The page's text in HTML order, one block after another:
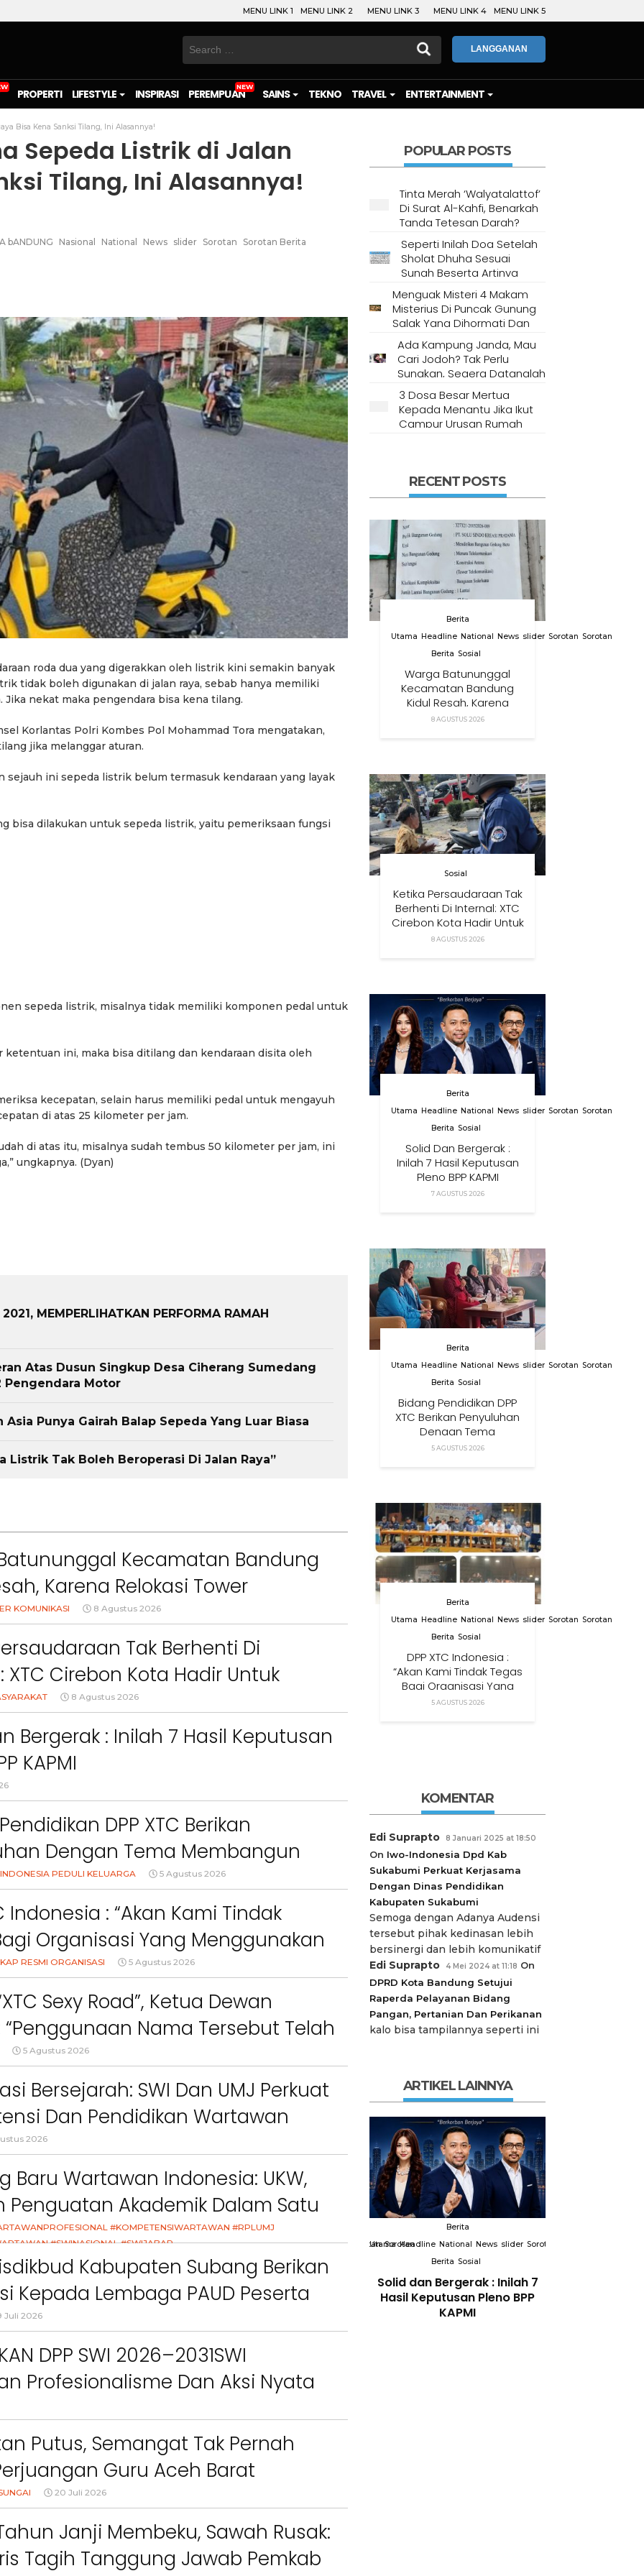
MENU LINK 1 MENU LINK 2 MENU LINK 3 MENU LINK 4 MENU LINK 5
Search
LANGGANAN
PROPERTI LIFESTYLE INSPIRASI PEREMPUAN SAINS TEKNO TRAVEL ENTERTAINMENT
Bisa Kena Sanksi Tilang, Ini Alasannya!
Sepeda Listrik di Jalan
Tilang, Ini Alasannya!
bANDUNG Nasional National News slider Sorotan Sorotan Berita
roda dua yang digerakkan oleh listrik kini semakin banyak
tidak boleh digunakan di jalan raya, sebab hanya memiliki
nekat maka pengendara bisa kena tilang.
Korlantas Polri Kombes Pol Mohammad Tora mengatakan,
jika melanggar aturan.
sejauh ini sepeda listrik belum termasuk kendaraan yang layak
bisa dilakukan untuk sepeda listrik, yaitu pemeriksaan fungsi
sepeda listrik, misalnya tidak memiliki komponen pedal untuk
ini, maka bisa ditilang dan kendaraan disita oleh
kecepatan, selain harus memiliki pedal untuk mengayuh
di atas 25 kilometer per jam.
di atas itu, misalnya sudah tembus 50 kilometer per jam, ini
ungkapnya. (Dyan)
MEMPERLIHATKAN PERFORMA RAMAH
Atas Dusun Singkup Desa Ciherang Sumedang
Pengendara Motor
Punya Gairah Balap Sepeda Yang Luar Biasa
Listrik Tak Boleh Beroperasi Di Jalan Raya”
Kecamatan Bandung
Karena Relokasi Tower
Didirikan Terlalu Dekat
Mereka
KOMUNIKASI 8 Agustus 2026
Tak Berhenti Di
XTC Cirebon Kota Hadir Untuk
8 Agustus 2026
Bergerak : Inilah 7 Hasil Keputusan
KAPMI
DPP XTC Berikan
Dengan Tema Membangun
Tua Dalam Menjaga
Anak Di Era Digital
PEDULI KELUARGA 5 Agustus 2026
Indonesia : “Akan Kami Tindak
Organisasi Yang Menggunakan
Warna, Bendera Dan Slogan
Izin”
RESMI ORGANISASI 5 Agustus 2026
Sexy Road”, Ketua Dewan
“Penggunaan Nama Tersebut Telah
Ketentuan Perundang-
5 Agustus 2026
Bersejarah: SWI Dan UMJ Perkuat
Dan Pendidikan Wartawan
2026
Baru Wartawan Indonesia: UKW,
Penguatan Akademik Dalam Satu
#KOMPETENSIWARTAWAN #RPLUMJ
#SWINASIONAL #SWIJABAR
Kabupaten Subang Berikan
Kepada Lembaga PAUD Peserta
MPLS Dan G7KAIH
Juli 2026
DPP SWI 2026–2031SWI
Profesionalisme Dan Aksi Nyata
Impact
Putus, Semangat Tak Pernah
Guru Aceh Barat
Air Mata
20 Juli 2026
Janji Membeku, Sawah Rusak:
Tagih Tanggung Jawab Pemkab
POPULAR POSTS
Tinta Merah ‘Walyatalattof’
Di Surat Al-Kahfi, Benarkah
Tanda Tetesan Darah?
Seperti Inilah Doa Setelah
Sholat Dhuha Sesuai
Sunah Beserta Artinya
Menguak Misteri 4 Makam
Misterius Di Puncak Gunung
Salak Yang Dihormati Dan
Dianggap Tempat Suci Oleh
Masyarakat Setempat
Ada Kampung Janda, Mau
Cari Jodoh? Tak Perlu
Sungkan, Segera Datanglah
Ke Desa Ini
3 Dosa Besar Mertua
Kepada Menantu Jika Ikut
Campur Urusan Rumah
RECENT POSTS
Berita
Utama Headline National News slider Sorotan Sorotan
Berita Sosial
Warga Batununggal
Kecamatan Bandung
Kidul Resah, Karena
Relokasi Tower
8 AGUSTUS 2026
Sosial
Ketika Persaudaraan Tak
Berhenti Di Internal: XTC
Cirebon Kota Hadir Untuk
Masyarakat
8 AGUSTUS 2026
Berita
Utama
Headline National News slider Sorotan Sorotan
Berita Sosial
Solid Dan Bergerak :
Inilah 7 Hasil Keputusan
Pleno BPP KAPMI
7 AGUSTUS 2026
Berita
Utama
Headline National News slider Sorotan Sorotan
Berita Sosial
Bidang Pendidikan DPP
XTC Berikan Penyuluhan
Dengan Tema
Membangun Peran
5 AGUSTUS 2026
Berita
Utama
Headline National News slider Sorotan Sorotan
Berita Sosial
DPP XTC Indonesia :
“Akan Kami Tindak Tegas
Bagi Organisasi Yang
Menggunakan Nama,
5 AGUSTUS 2026
KOMENTAR
Edi Suprapto 8 Januari 2025 at 18:50
On Iwo-Indonesia Dpd Kab
Sukabumi Perkuat Kerjasama
Dengan Dinas Pendidikan
Kabupaten Sukabumi
Semoga dengan Adanya Audensi
tersebut pihak kedinasan lebih
bersinergi dan lebih komunikatif
Edi Suprapto
4 Mei 2024 at 11:18 On
DPRD Kota Bandung Setujui
Raperda Pelayanan Bidang
Pangan, Pertanian Dan Perikanan
kalo bisa tampilannya seperti ini
ARTIKEL LAINNYA
Sorotan
Berita
Utama Headline National News slider Sorotan Sorotan
Berita Sosial
Terkait “XTC Sexy Road”,
Ketua Dewan Pendiri :
“Penggunaan Nama Tersebut
Telah Melanggar Ketentuan
Berita
Utama Headline National News slider Sorotan Sorotan
Berita Sosial
Warga Batununggal
Kecamatan Bandung Kidul
Tower Komunikasi Didirikan
Berita
Utama Headline National News slider Sorotan
Berita Sosial
Solid dan Bergerak : Inilah 7
Hasil Keputusan Pleno BPP
KAPMI